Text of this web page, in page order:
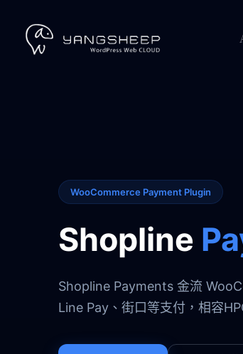
WooCommerce Payment Plugin
Shopline
Shopline Payments 金流
Line Pay、街口等支付，相容